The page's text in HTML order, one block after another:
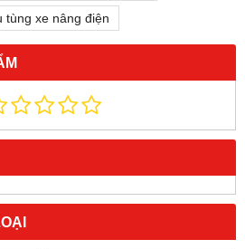
tùng xe nâng điện